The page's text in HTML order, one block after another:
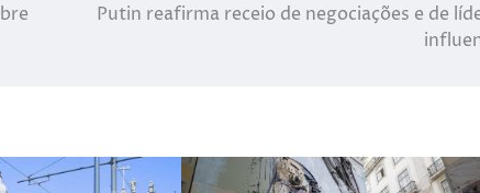
Putin reafirma receio de negociações e de